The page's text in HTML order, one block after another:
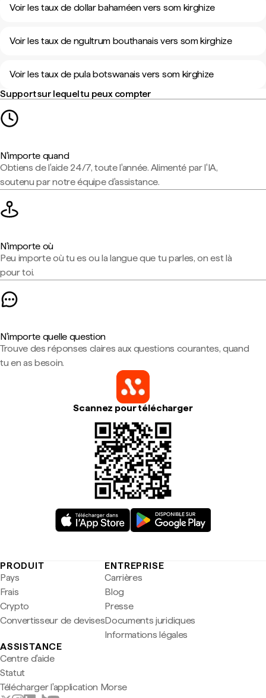
Voir les taux de dollar bahaméen vers som kirghize
Voir les taux de ngultrum bouthanais vers som kirghize
Voir les taux de pula botswanais vers som kirghize
Support sur lequel tu peux compter
N'importe quand
Obtiens de l'aide 24/7, toute l'année. Alimenté par l'IA,
soutenu par notre équipe d'assistance.
N'importe où
Peu importe où tu es ou la langue que tu parles, on est là
pour toi.
N'importe quelle question
Trouve des réponses claires aux questions courantes, quand
tu en as besoin.
Scannez pour télécharger
PRODUIT
Pays
Frais
Crypto
Convertisseur de devises
ENTREPRISE
Carrières
Blog
Presse
Documents juridiques
Informations légales
ASSISTANCE
Centre d'aide
Statut
Télécharger l'application Morse